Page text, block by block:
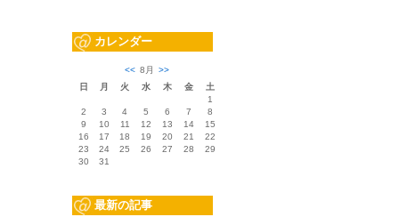
カレンダー
<< 8月
>>
日
月 火 水 木 金
土
1
2
3 4 5 6 7
8
9
10 11 12 13 14
15
16
17 18 19 20 21
22
23
24 25 26 27 28
29
30
31
最新の記事